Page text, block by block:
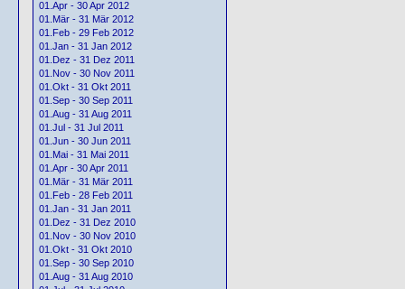
01.Apr - 30 Apr 2012
01.Mär - 31 Mär 2012
01.Feb - 29 Feb 2012
01.Jan - 31 Jan 2012
01.Dez - 31 Dez 2011
01.Nov - 30 Nov 2011
01.Okt - 31 Okt 2011
01.Sep - 30 Sep 2011
01.Aug - 31 Aug 2011
01.Jul - 31 Jul 2011
01.Jun - 30 Jun 2011
01.Mai - 31 Mai 2011
01.Apr - 30 Apr 2011
01.Mär - 31 Mär 2011
01.Feb - 28 Feb 2011
01.Jan - 31 Jan 2011
01.Dez - 31 Dez 2010
01.Nov - 30 Nov 2010
01.Okt - 31 Okt 2010
01.Sep - 30 Sep 2010
01.Aug - 31 Aug 2010